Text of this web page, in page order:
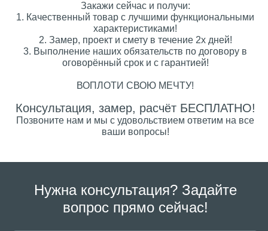
Закажи сейчас и получи:
1. Качественный товар с лучшими функциональными
характеристиками!
2. Замер, проект и смету в течение 2х дней!
3. Выполнение наших обязательств по договору в
оговорённый срок и с гарантией!
ВОПЛОТИ СВОЮ МЕЧТУ!
Консультация, замер, расчёт БЕСПЛАТНО!
Позвоните нам и мы с удовольствием ответим на все
ваши вопросы!
Нужна консультация? Задайте
вопрос прямо сейчас!